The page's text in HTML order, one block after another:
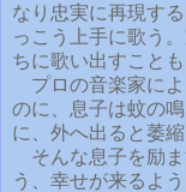
なり忠実に再現す
っこう上手に歌う
ちに歌い出すことも
プロの音楽家によ
のに、息子は蚊の
に、外へ出ると萎縮
そんな息子を励ま
う、幸せが来るよ